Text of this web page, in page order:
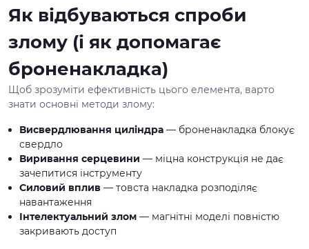
Як відбуваються спроби
злому (і як допомагає
броненакладка)
Щоб зрозуміти ефективність цього елемента, варто
знати основні методи злому:
Висвердлювання циліндра — броненакладка блокує
свердло
Виривання серцевини — міцна конструкція не дає
зачепитися інструменту
Силовий вплив — товста накладка розподіляє
навантаження
Інтелектуальний злом — магнітні моделі повністю
закривають доступ